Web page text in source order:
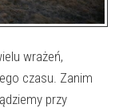
wrażeń,
czasu. Zanim
przy